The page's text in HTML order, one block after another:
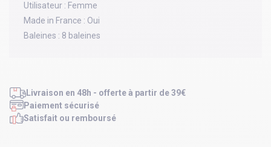
Utilisateur : Femme
Made in France : Oui
Baleines : 8 baleines
Livraison en 48h - offerte à partir de 39€
Paiement sécurisé
Satisfait ou remboursé